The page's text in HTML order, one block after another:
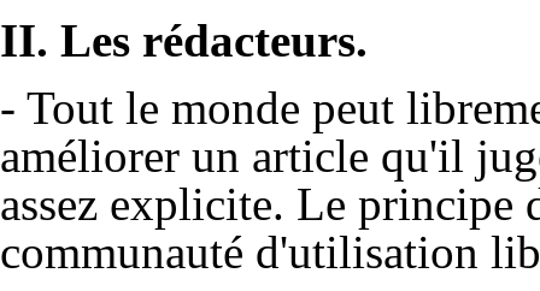
II. Les rédacteurs.
- Tout le monde peut
améliorer un article qu'il
assez explicite. Le principe
communauté d'utilisation